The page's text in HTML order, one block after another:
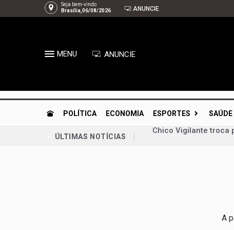
Seja bem-vindo
Brasília,06/08/2026
ANUNCIE
MENU ANUNCIE
POLÍTICA ECONOMIA ESPORTES SAÚDE
ÚLTIMAS NOTÍCIAS
Chico Vigilante troca
Planaltina se
Agosto Dourado:
A